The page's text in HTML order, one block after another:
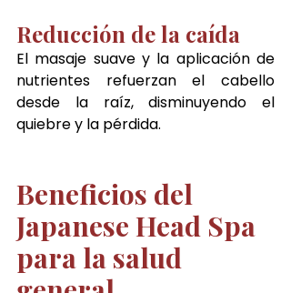
Reducción de la caída
El masaje suave y la aplicación de
nutrientes refuerzan el cabello
desde la raíz, disminuyendo el
quiebre y la pérdida.
Beneficios del
Japanese Head Spa
para la salud